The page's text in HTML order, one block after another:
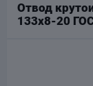
Отвод
133х8-20
для труб